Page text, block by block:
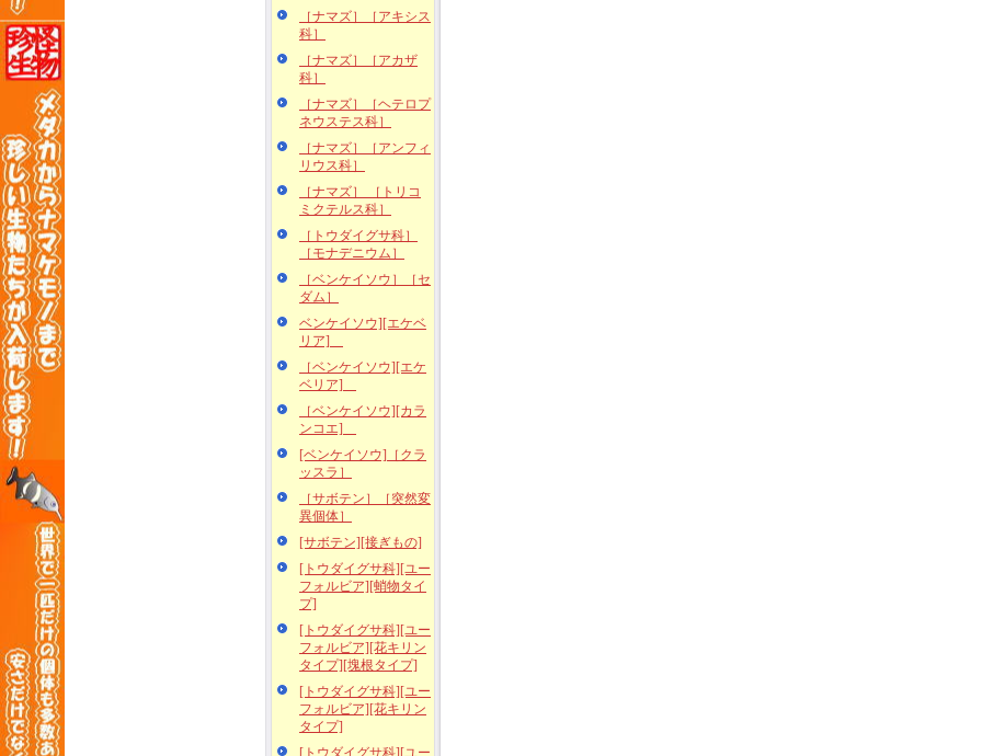
［ナマズ］［アキシス
科］
［ナマズ］［アカザ
科］
［ナマズ］［ヘテロプ
ネウステス科］
［ナマズ］［アンフィ
リウス科］
［ナマズ］ ［トリコ
ミクテルス科］
［トウダイグサ科］
［モナデニウム］
［ベンケイソウ］［セ
ダム］
ベンケイソウ][エケベ
リア]
［ベンケイソウ][エケ
ベリア]
［ベンケイソウ][カラ
ンコエ]
[ベンケイソウ]［クラ
ッスラ］
［サボテン］［突然変
異個体］
[サボテン][接ぎもの]
[トウダイグサ科][ユー
フォルビア][蛸物タイ
プ]
[トウダイグサ科][ユー
フォルビア][花キリン
タイプ][塊根タイプ]
[トウダイグサ科][ユー
フォルビア][花キリン
タイプ]
[トウダイグサ科][ユー